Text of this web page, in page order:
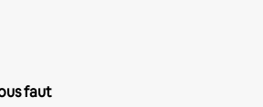
faut